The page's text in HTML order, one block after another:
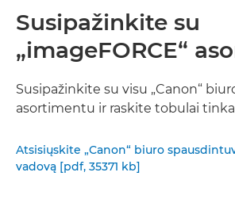
Susipažinkite su
„imageFORCE“
Susipažinkite su visu „Canon“
asortimentu ir raskite tobulai
Atsisiųskite „Canon“ biuro
vadovą [pdf, 35371 kb]